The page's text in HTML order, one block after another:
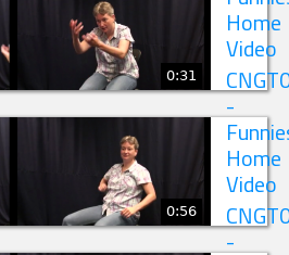
Home
Video
0:31
-
Home
Video
0:56
-